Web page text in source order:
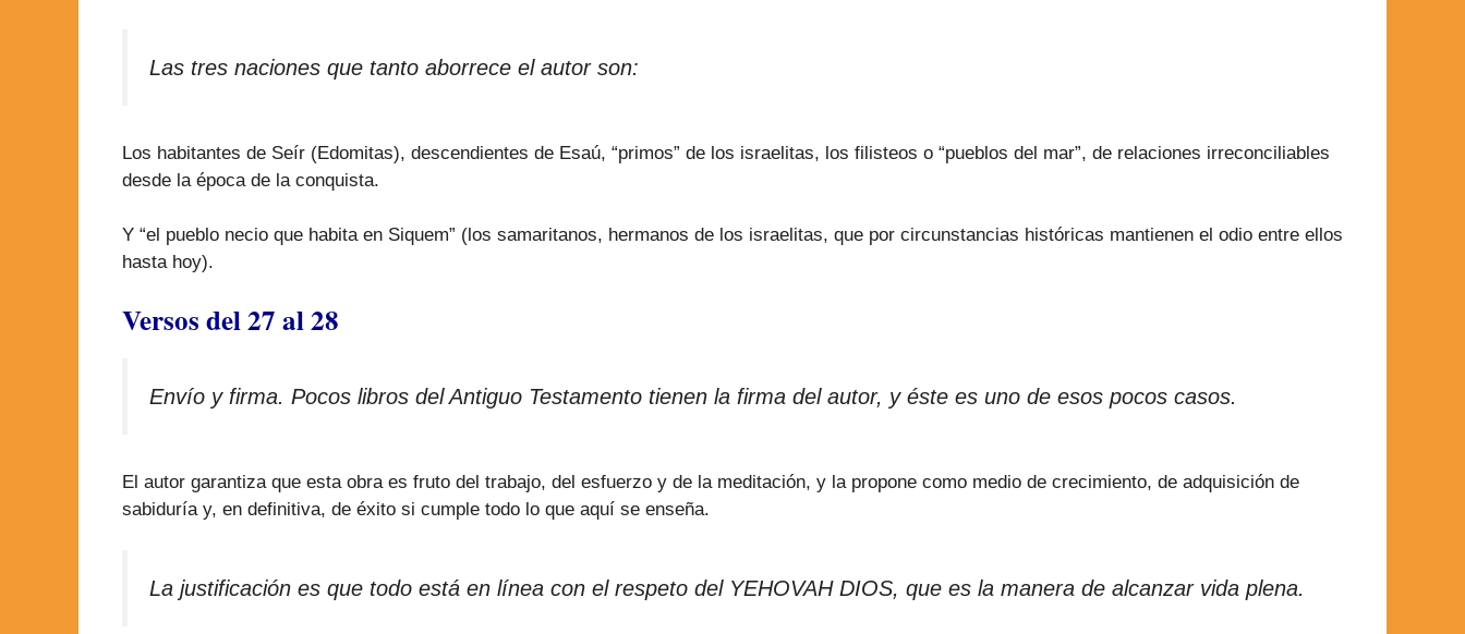
Las tres naciones que tanto aborrece el autor son:
Los habitantes de Seír (Edomitas), descendientes de Esaú, “primos” de los israelitas, los filisteos o “pueblos del mar”, de relaciones irreconciliables
desde la época de la conquista.
Y “el pueblo necio que habita en Siquem” (los samaritanos, hermanos de los israelitas, que por circunstancias históricas mantienen el odio entre ellos
hasta hoy).
Versos del 27 al 28
Envío y firma. Pocos libros del Antiguo Testamento tienen la firma del autor, y éste es uno de esos pocos casos.
El autor garantiza que esta obra es fruto del trabajo, del esfuerzo y de la meditación, y la propone como medio de crecimiento, de adquisición de
sabiduría y, en definitiva, de éxito si cumple todo lo que aquí se enseña.
La justificación es que todo está en línea con el respeto del YEHOVAH DIOS, que es la manera de alcanzar vida plena.